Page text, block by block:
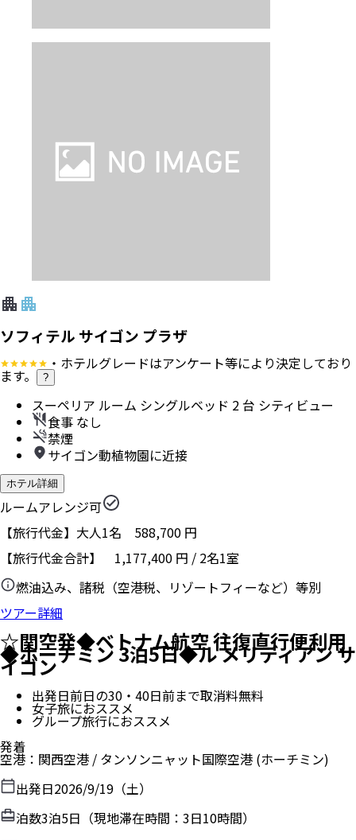
ソフィテル サイゴン プラザ
・ホテルグレードはアンケート等により決定しており
ます。 ?
スーペリア ルーム シングルベッド 2 台 シティビュー
食事 なし
禁煙
サイゴン動植物園に近接
ホテル詳細
ルームアレンジ可
【旅行代金】大人1名 588,700 円
【旅行代金合計】 1,177,400 円 / 2名1室
燃油込み、諸税（空港税、リゾートフィーなど）等別
ツアー詳細
☆関空発◆ベトナム航空 往復直行便利用
◆ホーチミン 3泊5日◆ル メリディアン サ
イゴン
出発日前日の30・40日前まで取消料無料
女子旅におススメ
グループ旅行におススメ
発着
空港 ： 関西空港 / タンソンニャット国際空港 (ホーチミン)
出発日2026/9/19（土）
泊数3泊5日（現地滞在時間： 3日10時間）